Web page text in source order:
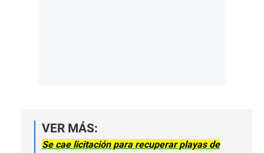
VER MÁS:
Se cae licitación para recuperar playas de